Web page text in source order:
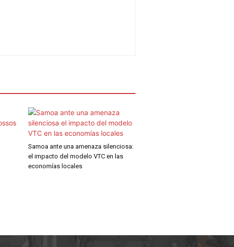
Samoa ante una amenaza silenciosa:
el impacto del modelo VTC en las
economías locales